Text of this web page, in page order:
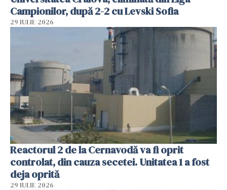
Campionilor, după 2-2 cu Levski Sofia
29 IULIE 2026
Reactorul 2 de la Cernavodă va fi oprit
controlat, din cauza secetei. Unitatea 1 a fost
deja oprită
29 IULIE 2026